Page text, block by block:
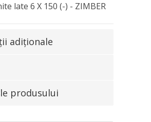
late 6 Х 150 (-) - ZIMBER
adiţionale
produsului